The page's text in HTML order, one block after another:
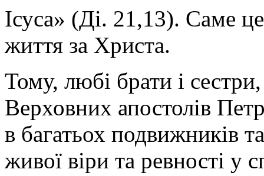
Ісуса» (Ді. 21,13). Саме
життя за Христа.
Тому, любі брати і
Верховних апостолів
в багатьох подвижників
живої віри та ревності у